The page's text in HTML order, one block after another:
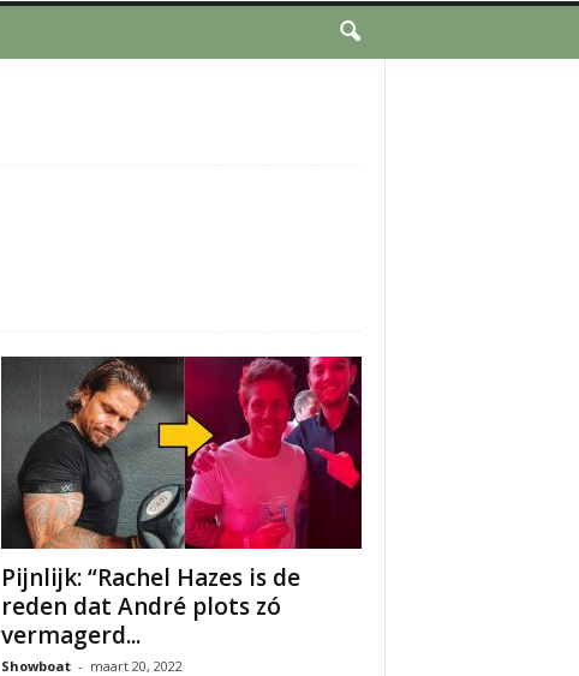
Pijnlijk: “Rachel Hazes is de
reden dat André plots zó
vermagerd...
Showboat - maart 20, 2022